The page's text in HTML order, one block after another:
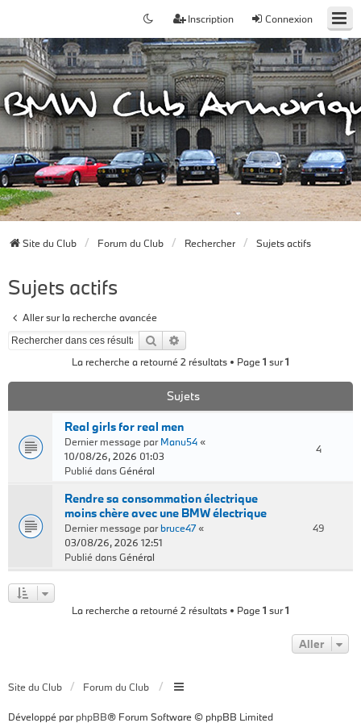
Connexion
Inscription
Site du Club Forum du Club Rechercher Sujets actifs
Sujets actifs
Aller sur la recherche avancée
Rechercher
La recherche a retourné 2 résultats • Page1 sur1
Sujets
Real girls for real men
Dernier message parManu54«
10/08/26, 2026 01:03
Publié dansGénéral
4
Rendre sa consommation électrique
moins chère avec une BMW électrique
Dernier message parbruce47«
03/08/26, 2026 12:51
Publié dansGénéral
49
La recherche a retourné 2 résultats • Page1 sur1
Aller
Site du Club Forum du Club
Développé parphpBB® Forum Software © phpBB Limited